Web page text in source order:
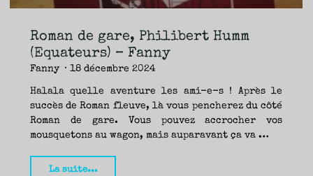
Roman de gare, Philibert Humm
(Equateurs) – Fanny
Fanny 18 décembre 2024
Halala quelle aventure les ami-e-s ! Après le
succès de Roman fleuve, là vous pencherez du côté
Roman de gare. Vous pouvez accrocher vos
mousquetons au wagon, mais auparavant ça va …
La suite...